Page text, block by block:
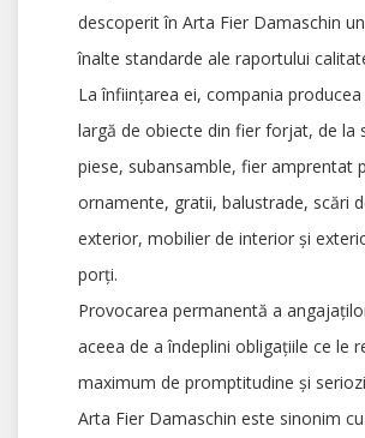
descoperit în Arta Fier Damaschin
înalte standarde ale raportului
La înființarea ei, compania
largă de obiecte din fier forjat, de la
piese, subansamble, fier amprentat
ornamente, gratii, balustrade, scări
exterior, mobilier de interior și
porți.
Provocarea permanentă a
aceea de a îndeplini obligaţiile ce le
maximum de promptitudine şi
Arta Fier Damaschin este sinonim